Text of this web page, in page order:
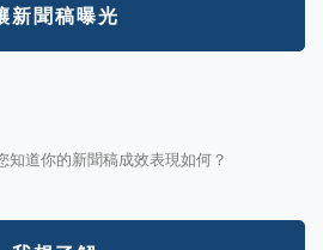
新聞稿曝光
道你的新聞稿成效表現如何？